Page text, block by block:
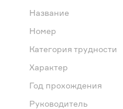
Название
Номер
Категория трудности
Характер
Год прохождения
Руководитель